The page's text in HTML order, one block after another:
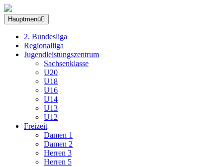
Hauptmenü
2. Bundesliga
Regionalliga
Jugendleistungszentrum
Sachsenklasse
U20
U18
U16
U14
U13
U12
Freizeit
Damen 1
Damen 2
Herren 3
Herren 5